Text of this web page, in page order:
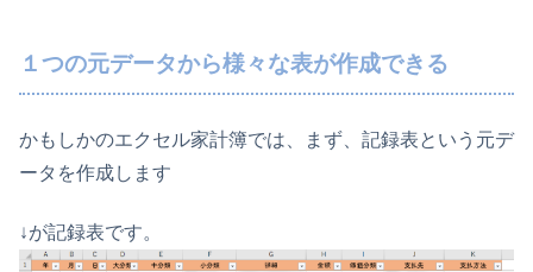
１つの元データから様々な表が作成できる
かもしかのエクセル家計簿では、まず、記録表という元デ
ータを作成します
↓が記録表です。